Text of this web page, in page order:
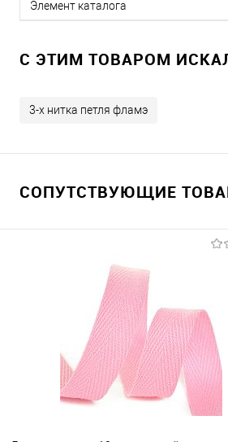
Элемент каталога
C ЭТИМ ТОВАРОМ
3-х нитка петля фламэ
СОПУТСТВУЮЩИЕ